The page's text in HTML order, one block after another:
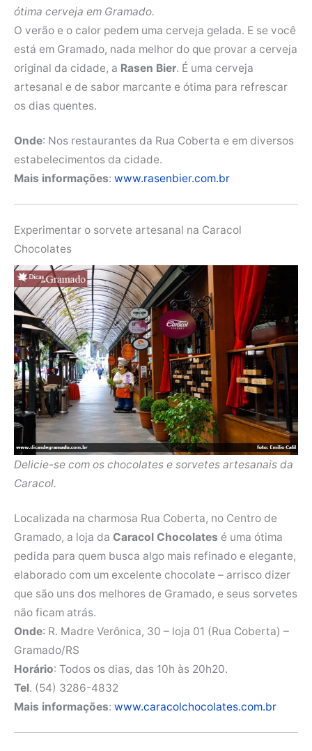
ótima cerveja em Gramado.
O verão e o calor pedem uma cerveja gelada. E se você
está em Gramado, nada melhor do que provar a cerveja
original da cidade, a Rasen Bier. É uma cerveja
artesanal e de sabor marcante e ótima para refrescar
os dias quentes.
Onde: Nos restaurantes da Rua Coberta e em diversos
estabelecimentos da cidade.
Mais informações: www.rasenbier.com.br
Experimentar o sorvete artesanal na Caracol
Chocolates
Delicie-se com os chocolates e sorvetes artesanais da
Caracol.
Localizada na charmosa Rua Coberta, no Centro de
Gramado, a loja da Caracol Chocolates é uma ótima
pedida para quem busca algo mais refinado e elegante,
elaborado com um excelente chocolate – arrisco dizer
que são uns dos melhores de Gramado, e seus sorvetes
não ficam atrás.
Onde: R. Madre Verônica, 30 – loja 01 (Rua Coberta) –
Gramado/RS
Horário: Todos os dias, das 10h às 20h20.
Tel. (54) 3286-4832
Mais informações: www.caracolchocolates.com.br